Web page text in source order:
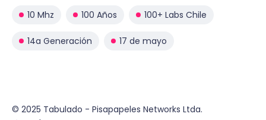
10 Mhz 100 Años 100+ Labs Chile
14a Generación 17 de mayo
© 2025 Tabulado - Pisapapeles Networks Ltda.